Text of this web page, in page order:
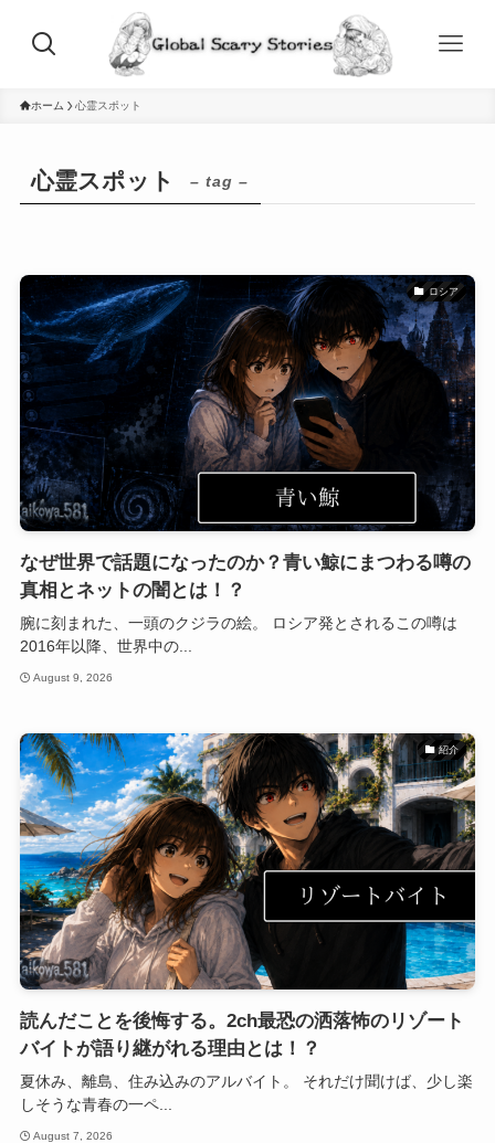
ホーム 心霊スポット
心霊スポット – tag –
ロシア
なぜ世界で話題になったのか？青い鯨にまつわる噂の
真相とネットの闇とは！？
腕に刻まれた、一頭のクジラの絵。 ロシア発とされるこの噂は
2016年以降、世界中の...
August 9, 2026
紹介
読んだことを後悔する。2ch最恐の洒落怖のリゾート
バイトが語り継がれる理由とは！？
夏休み、離島、住み込みのアルバイト。 それだけ聞けば、少し楽
しそうな青春の一ペ...
August 7, 2026